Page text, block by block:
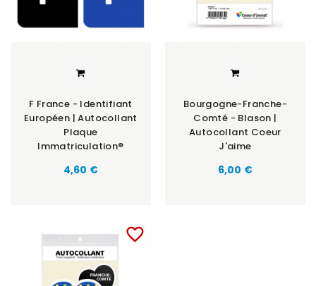
F France - Identifiant
Européen | Autocollant
Plaque
Immatriculation®
Prix
4,60 €
Bourgogne-Franche-
Comté - Blason |
Autocollant Coeur
J'aime
Prix
6,00 €
favorite_border